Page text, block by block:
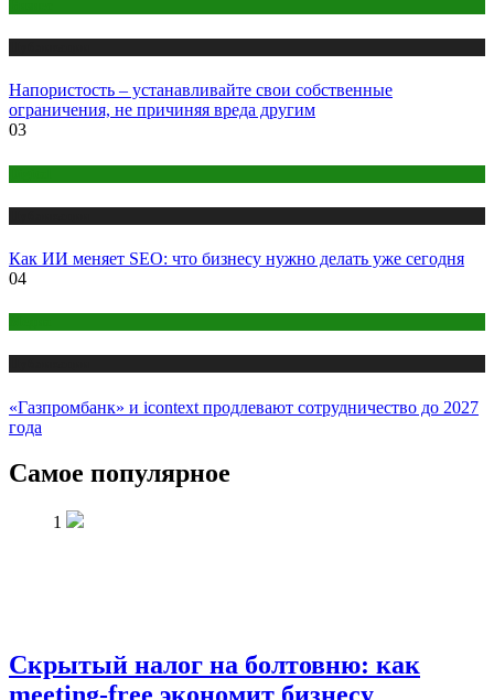
Напористость – устанавливайте свои собственные
ограничения, не причиняя вреда другим
03
Как ИИ меняет SEO: что бизнесу нужно делать уже сегодня
04
«Газпромбанк» и icontext продлевают сотрудничество до 2027
года
Самое популярное
1
Скрытый налог на болтовню: как
meeting-free экономит бизнесу